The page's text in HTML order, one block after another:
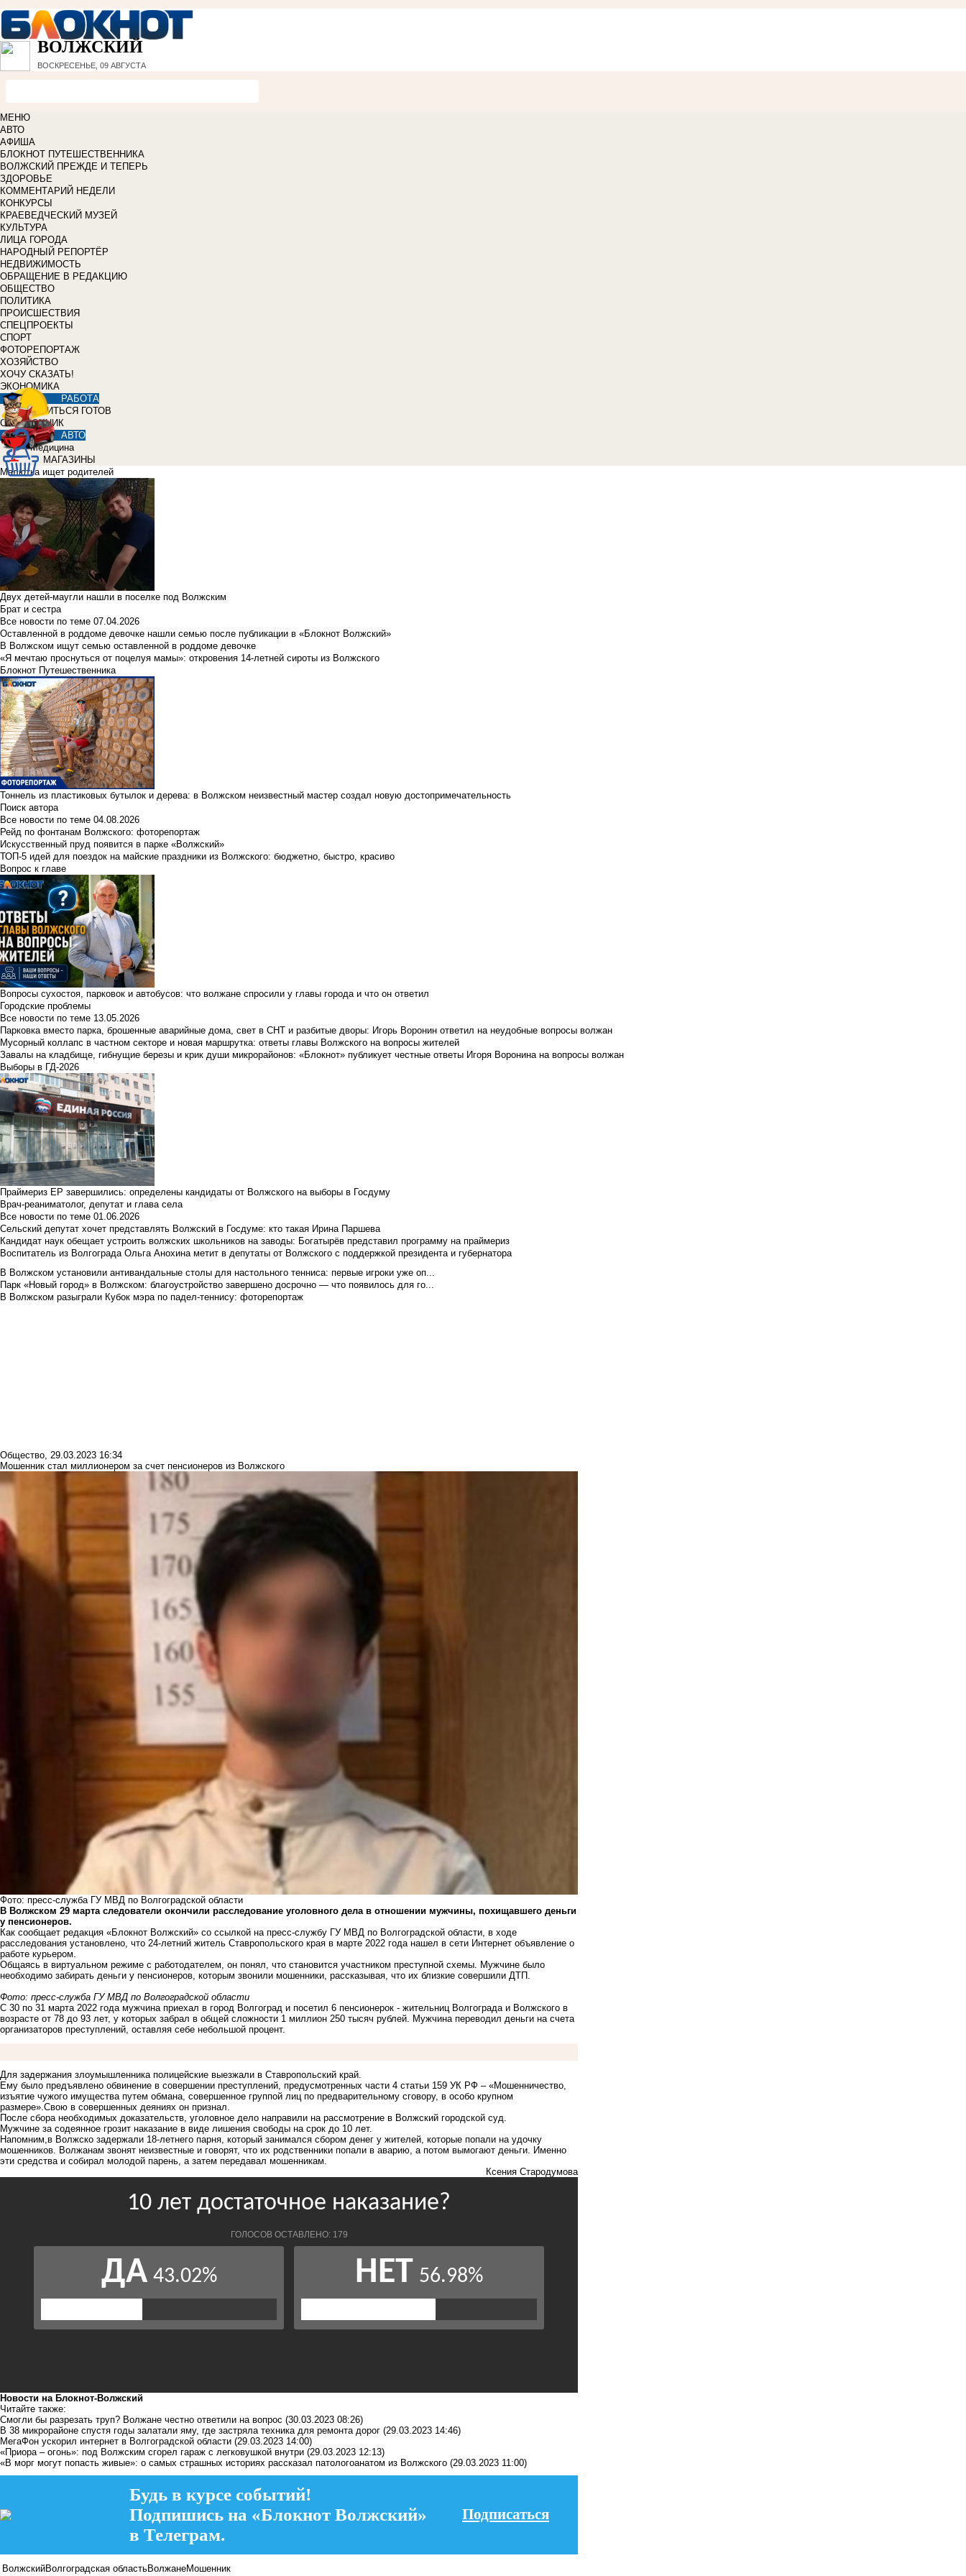
ВОЛЖСКИЙ
ВОСКРЕСЕНЬЕ, 09 АВГУСТА
МЕНЮ
АВТО
АФИША
БЛОКНОТ ПУТЕШЕСТВЕННИКА
ВОЛЖСКИЙ ПРЕЖДЕ И ТЕПЕРЬ
ЗДОРОВЬЕ
КОММЕНТАРИЙ НЕДЕЛИ
КОНКУРСЫ
КРАЕВЕДЧЕСКИЙ МУЗЕЙ
КУЛЬТУРА
ЛИЦА ГОРОДА
НАРОДНЫЙ РЕПОРТЁР
НЕДВИЖИМОСТЬ
ОБРАЩЕНИЕ В РЕДАКЦИЮ
ОБЩЕСТВО
ПОЛИТИКА
ПРОИСШЕСТВИЯ
СПЕЦПРОЕКТЫ
СПОРТ
ФОТОРЕПОРТАЖ
ХОЗЯЙСТВО
ХОЧУ СКАЗАТЬ!
ЭКОНОМИКА
РАБОТА
УЧИТЬСЯ ГОТОВ
СПРАВОЧНИК
АВТО
Медицина
МАГАЗИНЫ
Малютка ищет родителей
Двух детей-маугли нашли в поселке под Волжским
Брат и сестра
Все новости по теме 07.04.2026
Оставленной в роддоме девочке нашли семью после публикации в «Блокнот Волжский»
В Волжском ищут семью оставленной в роддоме девочке
«Я мечтаю проснуться от поцелуя мамы»: откровения 14-летней сироты из Волжского
Блокнот Путешественника
Тоннель из пластиковых бутылок и дерева: в Волжском неизвестный мастер создал новую достопримечательность
Поиск автора
Все новости по теме 04.08.2026
Рейд по фонтанам Волжского: фоторепортаж
Искусственный пруд появится в парке «Волжский»
ТОП-5 идей для поездок на майские праздники из Волжского: бюджетно, быстро, красиво
Вопрос к главе
Вопросы сухостоя, парковок и автобусов: что волжане спросили у главы города и что он ответил
Городские проблемы
Все новости по теме 13.05.2026
Парковка вместо парка, брошенные аварийные дома, свет в СНТ и разбитые дворы: Игорь Воронин ответил на неудобные вопросы волжан
Мусорный коллапс в частном секторе и новая маршрутка: ответы главы Волжского на вопросы жителей
Завалы на кладбище, гибнущие березы и крик души микрорайонов: «Блокнот» публикует честные ответы Игоря Воронина на вопросы волжан
Выборы в ГД-2026
Праймериз ЕР завершились: определены кандидаты от Волжского на выборы в Госдуму
Врач-реаниматолог, депутат и глава села
Все новости по теме 01.06.2026
Сельский депутат хочет представлять Волжский в Госдуме: кто такая Ирина Паршева
Кандидат наук обещает устроить волжских школьников на заводы: Богатырёв представил программу на праймериз
Воспитатель из Волгограда Ольга Анохина метит в депутаты от Волжского с поддержкой президента и губернатора
В Волжском установили антивандальные столы для настольного тенниса: первые игроки уже оп...
Парк «Новый город» в Волжском: благоустройство завершено досрочно — что появилось для го...
В Волжском разыграли Кубок мэра по падел-теннису: фоторепортаж
Общество, 29.03.2023 16:34
Мошенник стал миллионером за счет пенсионеров из Волжского
Фото: пресс-служба ГУ МВД по Волгоградской области
В Волжском 29 марта следователи окончили расследование уголовного дела в отношении мужчины, похищавшего деньги
у пенсионеров.
Как сообщает редакция «Блокнот Волжский» со ссылкой на пресс-службу ГУ МВД по Волгоградской области, в ходе
расследования установлено, что 24-летний житель Ставропольского края в марте 2022 года нашел в сети Интернет объявление о
работе курьером.
Общаясь в виртуальном режиме с работодателем, он понял, что становится участником преступной схемы. Мужчине было
необходимо забирать деньги у пенсионеров, которым звонили мошенники, рассказывая, что их близкие совершили ДТП.
Фото: пресс-служба ГУ МВД по Волгоградской области
С 30 по 31 марта 2022 года мужчина приехал в город Волгоград и посетил 6 пенсионерок - жительниц Волгограда и Волжского в
возрасте от 78 до 93 лет, у которых забрал в общей сложности 1 миллион 250 тысяч рублей. Мужчина переводил деньги на счета
организаторов преступлений, оставляя себе небольшой процент.
Для задержания злоумышленника полицейские выезжали в Ставропольский край.
Ему было предъявлено обвинение в совершении преступлений, предусмотренных части 4 статьи 159 УК РФ – «Мошенничество,
изъятие чужого имущества путем обмана, совершенное группой лиц по предварительному сговору, в особо крупном
размере».Свою в совершенных деяниях он признал.
После сбора необходимых доказательств, уголовное дело направили на рассмотрение в Волжский городской суд.
Мужчине за содеянное грозит наказание в виде лишения свободы на срок до 10 лет.
Напомним,в Волжско задержали 18-летнего парня , который занимался сбором денег у жителей, которые попали на удочку
мошенников. Волжанам звонят неизвестные и говорят, что их родственники попали в аварию, а потом вымогают деньги. Именно
эти средства и собирал молодой парень, а затем передавал мошенникам.
Ксения Стародумова
Новости на Блoкнoт-Волжский
Читайте также:
Смогли бы разрезать труп? Волжане честно ответили на вопрос (30.03.2023 08:26)
В 38 микрорайоне спустя годы залатали яму, где застряла техника для ремонта дорог (29.03.2023 14:46)
МегаФон ускорил интернет в Волгоградской области (29.03.2023 14:00)
«Приора – огонь»: под Волжским сгорел гараж с легковушкой внутри (29.03.2023 12:13)
«В морг могут попасть живые»: о самых страшных историях рассказал патологоанатом из Волжского (29.03.2023 11:00)
Будь в курсе событий!
Подпишись на «Блокнот Волжский»
в Телеграм.
Подписаться
ВолжскийВолгоградская областьВолжанеМошенник